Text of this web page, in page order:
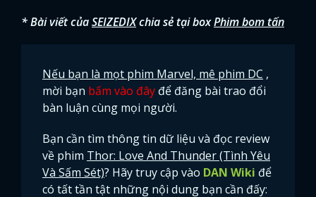
* Bài viết củaSEIZEDIXchia sẻ tại boxPhim bom tấn
Nếu bạn là mọt phim Marvel, mê phim DC ,
mời bạn bấm vào đây để đăng bài trao đổi
bàn luận cùng mọi người.
Bạn cần tìm thông tin dữ liệu và đọc review
về phim Thor: Love And Thunder (Tình Yêu
Và Sấm Sét)? Hãy truy cập vào DAN Wiki để
có tất tần tật những nội dung bạn cần đấy: